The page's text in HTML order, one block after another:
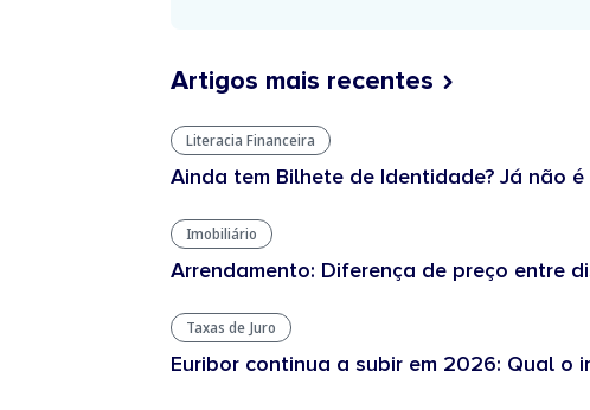
Artigos mais recentes
Literacia Financeira
Ainda tem Bilhete de Identidade? Já não
Imobiliário
Arrendamento: Diferença de preço entre
Taxas de Juro
Euribor continua a subir em 2026: Qual o